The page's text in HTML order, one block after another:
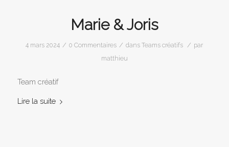
Marie & Joris
4 mars 2024 / 0 Commentaires / dansTeams créatifs / par
matthieu
Team créatif
Lire la suite